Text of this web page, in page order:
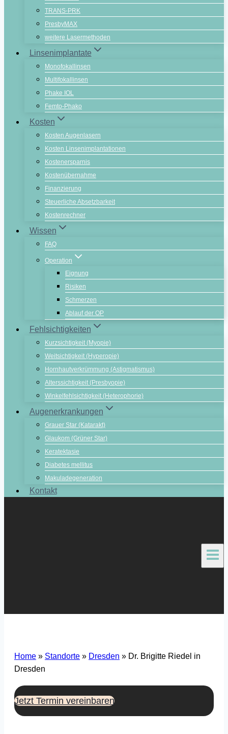
TRANS-PRK
PresbyMAX
weitere Lasermethoden
Linsenimplantate
Monofokallinsen
Multifokallinsen
Phake IOL
Femto-Phako
Kosten
Kosten Augenlasern
Kosten Linsenimplantationen
Kostenersparnis
Kostenübernahme
Finanzierung
Steuerliche Absetzbarkeit
Kostenrechner
Wissen
FAQ
Operation
Eignung
Risiken
Schmerzen
Ablauf der OP
Fehlsichtigkeiten
Kurzsichtigkeit (Myopie)
Weitsichtigkeit (Hyperopie)
Hornhautverkrümmung (Astigmatismus)
Alterssichtigkeit (Presbyopie)
Winkelfehlsichtigkeit (Heterophorie)
Augenerkrankungen
Grauer Star (Katarakt)
Glaukom (Grüner Star)
Keratektasie
Diabetes mellitus
Makuladegeneration
Kontakt
Home » Standorte » Dresden » Dr. Brigitte Riedel in
Dresden
Jetzt Termin vereinbaren